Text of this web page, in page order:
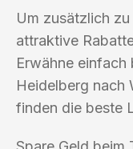
Um zusätzlich
attraktive
Erwähne einfach
Heidelberg nach
finden die beste